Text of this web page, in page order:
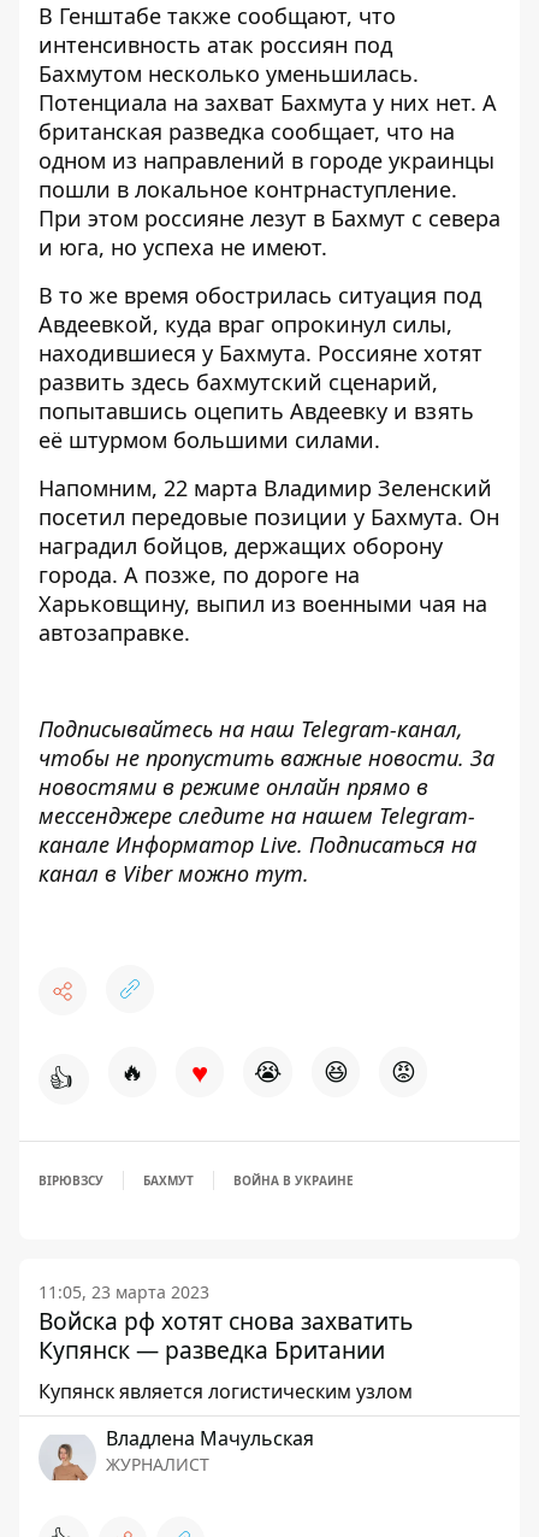
В Генштабе также сообщают, что
интенсивность атак россиян под
Бахмутом несколько уменьшилась.
Потенциала на захват Бахмута у них нет. А
британская разведка сообщает, что на
одном из направлений в городе украинцы
пошли в локальное контрнаступление.
При этом россияне лезут в Бахмут с севера
и юга, но успеха не имеют.
В то же время обострилась ситуация под
Авдеевкой, куда враг опрокинул силы,
находившиеся у Бахмута. Россияне хотят
развить здесь бахмутский сценарий,
попытавшись оцепить Авдеевку и взять
её штурмом большими силами.
Напомним, 22 марта Владимир Зеленский
посетил передовые позиции у Бахмута. Он
наградил бойцов, держащих оборону
города. А позже, по дороге на
Харьковщину, выпил из военными чая на
автозаправке.
Подписывайтесь на наш Telegram-канал,
чтобы не пропустить важные новости. За
новостями в режиме онлайн прямо в
мессенджере следите на нашем Telegram-
канале Информатор Live. Подписаться на
канал в Viber можно тут.
👍 🔥 ♥ 😭 😆 😡
ВІРЮВЗСУ БАХМУТ ВОЙНА В УКРАИНЕ
11:05, 23 марта 2023
Войска рф хотят снова захватить
Купянск — разведка Британии
Купянск является логистическим узлом
Владлена Мачульская
ЖУРНАЛИСТ